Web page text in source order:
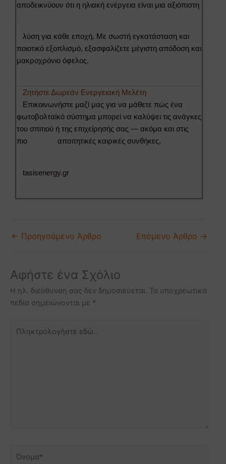
αποδεικνύουν ότι η ηλιακή ενέργεια είναι μια αξιόπιστη
λύση για κάθε εποχή. Με σωστή εγκατάσταση και
ποιοτικό εξοπλισμό, εξασφαλίζετε μέγιστη απόδοση και
μακροχρόνιο όφελος.
Ζητήστε Δωρεάν Ενεργειακή Μελέτη
Επικοινωνήστε μαζί μας για να μάθετε πώς ένα
φωτοβολταϊκό σύστημα μπορεί να καλύψει τις ανάγκες
του σπιτιού ή της επιχείρησής σας — ακόμα και στις
πιο απαιτητικές καιρικές συνθήκες.
tasisenergy.gr
← Προηγούμενο Άρθρο Επόμενο Άρθρο →
Αφήστε ένα Σχόλιο
Η ηλ. διεύθυνση σας δεν δημοσιεύεται. Τα υποχρεωτικά
πεδία σημειώνονται με *